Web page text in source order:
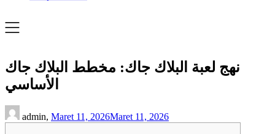
نهج لعبة البلاك جاك: مخطط البلاك جاك
الأساسي
admin, Maret 11, 2026Maret 11, 2026